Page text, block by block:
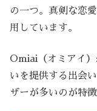
の一つ。真剣な恋
用しています。
Omiai（オミアイ
いを提供する出会
ザーが多いのが特徴